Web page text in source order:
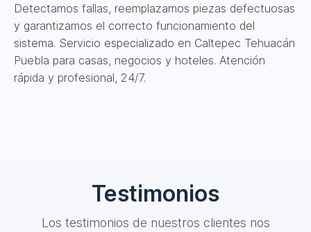
Detectamos fallas, reemplazamos piezas defectuosas
y garantizamos el correcto funcionamiento del
sistema. Servicio especializado en Caltepec Tehuacán
Puebla para casas, negocios y hoteles. Atención
rápida y profesional, 24/7.
Testimonios
Los testimonios de nuestros clientes nos